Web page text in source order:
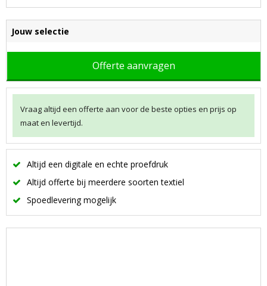
Jouw selectie
Offerte aanvragen
Vraag altijd een offerte aan voor de beste opties en prijs op
maat en levertijd.
Altijd een digitale en echte proefdruk
Altijd offerte bij meerdere soorten textiel
Spoedlevering mogelijk